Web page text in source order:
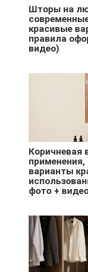
Шторы на
красивые
правила
видео)
Коричневая
применения,
варианты
фото +